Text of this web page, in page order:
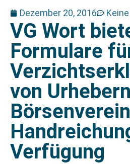
Dezember 20, 2016
VG Wort
Formulare
von
Verfügung